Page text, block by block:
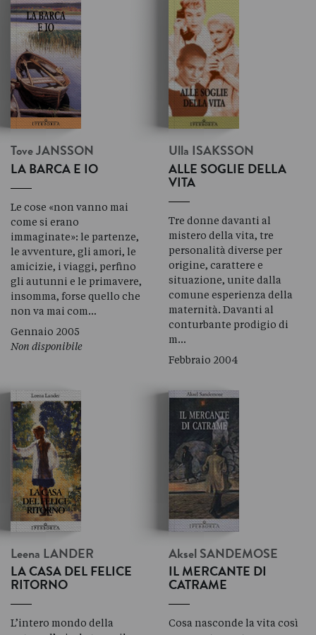
Tove JANSSON
LA BARCA E IO
Le cose «non vanno mai
come si erano
immaginate»: le partenze,
le avventure, gli amori, le
amicizie, i viaggi, perfino
gli autunni e le primavere,
insomma, forse quello che
non va mai com…
Gennaio 2005
Non disponibile
Ulla ISAKSSON
ALLE SOGLIE DELLA
VITA
Tre donne davanti al
mistero della vita, tre
personalità diverse per
origine, carattere e
situazione, unite dalla
comune esperienza della
maternità. Davanti al
conturbante prodigio di
m…
Febbraio 2004
Leena LANDER
LA CASA DEL FELICE
RITORNO
L’intero mondo della
Aksel SANDEMOSE
IL MERCANTE DI
CATRAME
Cosa nasconde la vita così